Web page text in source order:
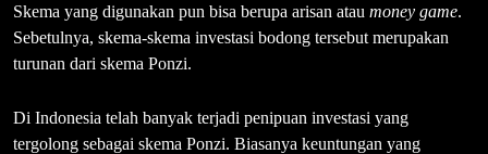
Skema yang digunakan pun bisa berupa arisan atau money game.
Sebetulnya, skema-skema investasi bodong tersebut merupakan
turunan dari skema Ponzi.
Di Indonesia telah banyak terjadi penipuan investasi yang
tergolong sebagai skema Ponzi. Biasanya keuntungan yang